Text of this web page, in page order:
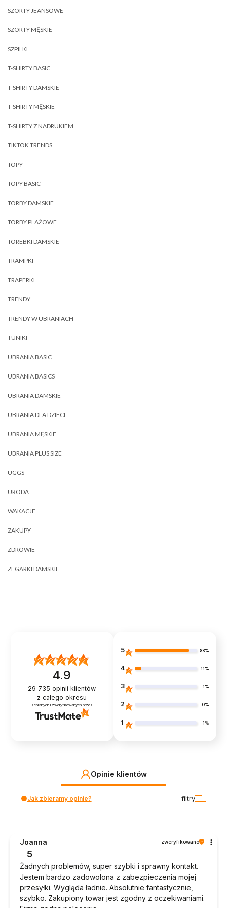
SZORTY JEANSOWE
SZORTY MĘSKIE
SZPILKI
T-SHIRTY BASIC
T-SHIRTY DAMSKIE
T-SHIRTY MĘSKIE
T-SHIRTY Z NADRUKIEM
TIKTOK TRENDS
TOPY
TOPY BASIC
TORBY DAMSKIE
TORBY PLAŻOWE
TOREBKI DAMSKIE
TRAMPKI
TRAPERKI
TRENDY
TRENDY W UBRANIACH
TUNIKI
UBRANIA BASIC
UBRANIA BASICS
UBRANIA DAMSKIE
UBRANIA DLA DZIECI
UBRANIA MĘSKIE
UBRANIA PLUS SIZE
UGGS
URODA
WAKACJE
ZAKUPY
ZDROWIE
ZEGARKI DAMSKIE
4.9
29 735 opinii klientów
z całego okresu
zebranych i zweryfikowanych przez
5 88%
4 11%
3 1%
2 0%
1 1%
Opinie klientów
filtry
Jak zbieramy opinie?
Joanna zweryfikowano
5
Żadnych problemów, super szybki i sprawny kontakt.
Jestem bardzo zadowolona z zabezpieczenia mojej
przesyłki. Wygląda ładnie. Absolutnie fantastycznie,
szybko. Zakupiony towar jest zgodny z oczekiwaniami.